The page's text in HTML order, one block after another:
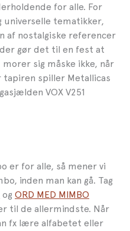
for alle. For
universelle tematikker,
af nostalgiske referencer
gør det til en fest at
sig måske ikke, når
spiller Metallicas
VOX V251
er for alle, så mener vi
inden man kan gå. Tag
og ORD MED MIMBO
til de allermindste. Når
fx lære alfabetet eller